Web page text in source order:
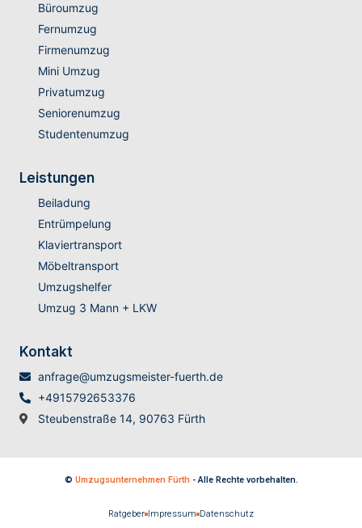
Büroumzug
Fernumzug
Firmenumzug
Mini Umzug
Privatumzug
Seniorenumzug
Studentenumzug
Leistungen
Beiladung
Entrümpelung
Klaviertransport
Möbeltransport
Umzugshelfer
Umzug 3 Mann + LKW
Kontakt
anfrage@umzugsmeister-fuerth.de
+4915792653376
Steubenstraße 14, 90763 Fürth
© Umzugsunternehmen Fürth - Alle Rechte vorbehalten.
Ratgeber Impressum Datenschutz